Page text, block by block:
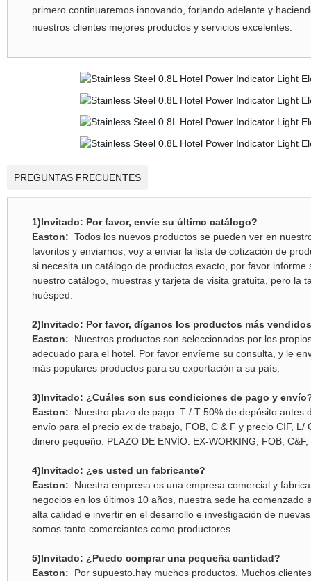
primero.continuaremos innovando, forjando adelante y
nuestros clientes mejores productos y servicios excelentes.
PREGUNTAS FRECUENTES
1)Invitado: Por favor, envíe su último catálogo?
Easton: Todos los nuevos productos se pueden ver en
favoritos y enviarnos, voy a enviar la lista de cotización de
si necesita un catálogo de productos exacto, por favor
nuestro catálogo, muestras y tarjeta de visita gratuita, pero la
huésped.
2)Invitado: Por favor, díganos los productos más
Easton:
Nuestros productos son seleccionados por los
adecuado para el hotel. Por favor envíeme su consulta, y le
más populares productos para su exportación a su país.
3)Invitado: ¿Cuáles son sus condiciones de pago y
Easton:
Nuestro plazo de pago: T / T 50% de depósito antes
envío para el precio ex de trabajo, FOB, C & F y precio CIF, L/
dinero pequeño. PLAZO DE ENVÍO: EX-WORKING, FOB, C&F,
4)Invitado: ¿es usted un fabricante?
Easton:
Nuestra empresa es una empresa comercial y
negocios en los últimos 10 años, nuestra sede ha comenzado
alta calidad e invertir en el desarrollo e investigación de
somos tanto comerciantes como productores.
5)Invitado: ¿Puedo comprar una pequeña cantidad?
Easton:
Por supuesto.hay muchos productos. Muchos